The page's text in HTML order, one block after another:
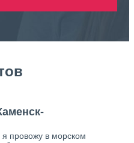
провожу в морском